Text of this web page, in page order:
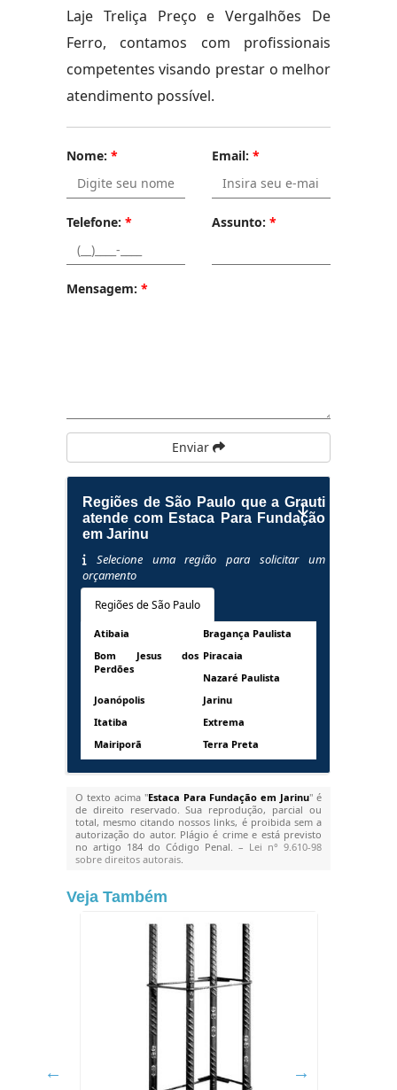
Laje Treliça Preço e Vergalhões De
Ferro, contamos com profissionais
competentes visando prestar o melhor
atendimento possível.
Nome: * Email: *
Telefone: * Assunto: *
Mensagem: *
Enviar
Regiões de São Paulo que a Grauti
atende com Estaca Para Fundação
em Jarinu
Selecione uma região para solicitar um
orçamento
Regiões de São Paulo
Atibaia
Bragança Paulista
Bom Jesus dos
Perdões
Piracaia
Nazaré Paulista
Joanópolis
Jarinu
Itatiba
Extrema
Mairiporã
Terra Preta
O texto acima "Estaca Para Fundação em Jarinu" é
de direito reservado. Sua reprodução, parcial ou
total, mesmo citando nossos links, é proibida sem a
autorização do autor. Plágio é crime e está previsto
no artigo 184 do Código Penal. – Lei n° 9.610-98
sobre direitos autorais.
Veja Também